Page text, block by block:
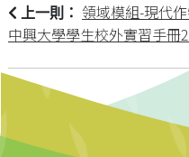
上一則：
領域模組-現代
中興大學學生校外實習手冊